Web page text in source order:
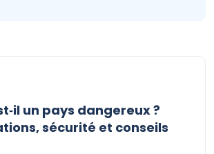
un pays dangereux ?
sécurité et conseils